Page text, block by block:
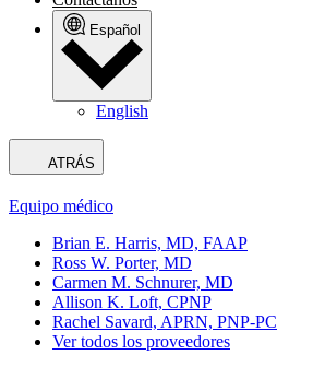
Español
English
ATRÁS
Equipo médico
Brian E. Harris, MD, FAAP
Ross W. Porter, MD
Carmen M. Schnurer, MD
Allison K. Loft, CPNP
Rachel Savard, APRN, PNP-PC
Ver todos los proveedores